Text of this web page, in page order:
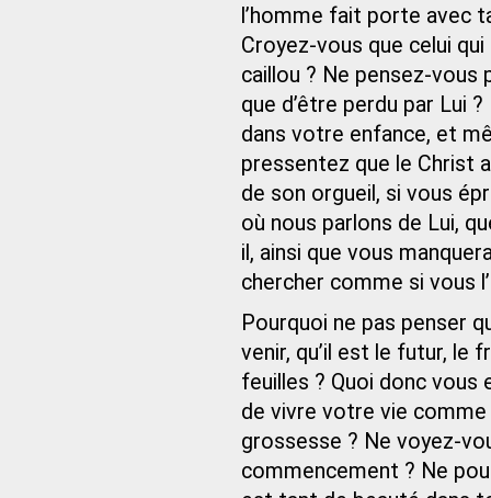
l’homme fait porte avec
Croyez-vous que celui
caillou ? Ne pensez-vous
que d’être perdu par Lui
dans votre enfance, et
pressentez que le Christ
de son orgueil, si vous
où nous parlons de Lui,
il, ainsi que vous
chercher comme si vous
Pourquoi ne pas penser
venir, qu’il est le futur, le
feuilles ? Quoi donc vous
de vivre votre vie comme
grossesse ? Ne voyez-
commencement ? Ne